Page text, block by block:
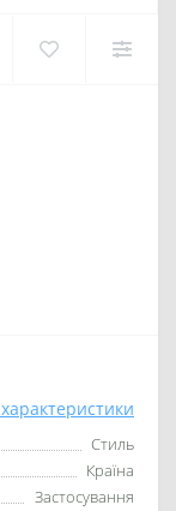
характеристики
Стиль
Країна
Застосування